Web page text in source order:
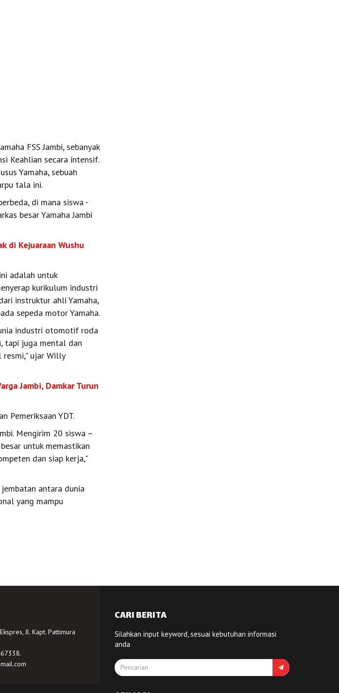
FSS Jambi, sebanyak
Keahlian secara intensif.
Yamaha, sebuah
tala ini.
di mana siswa -
besar Yamaha Jambi
di Kejuaraan Wushu
adalah untuk
kurikulum industri
instruktur ahli Yamaha,
sepeda motor Yamaha.
industri otomotif roda
tapi juga mental dan
ujar Willy
Jambi, Damkar Turun
Pemeriksaan YDT.
Mengirim 20 siswa –
untuk memastikan
dan siap kerja,"
antara dunia
yang mampu
Jl. Kapt. Pattimura
CARI BERITA
Silahkan input keyword, sesuai kebutuhan informasi
anda